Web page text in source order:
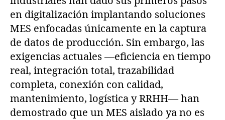
en digitalización implantando soluciones
MES enfocadas únicamente en la captura
de datos de producción. Sin embargo, las
exigencias actuales —eficiencia en tiempo
real, integración total, trazabilidad
completa, conexión con calidad,
mantenimiento, logística y RRHH— han
demostrado que un MES aislado ya no es